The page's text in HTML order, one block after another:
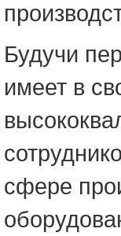
Будучи
имеет в
сфере